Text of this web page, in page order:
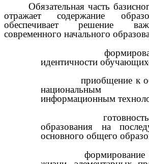
Обязательная часть
отражает содержание
обеспечивает решение
современного начального
идентичности
приобщение к
национальным
информационным
образования на
основного общего
формирование